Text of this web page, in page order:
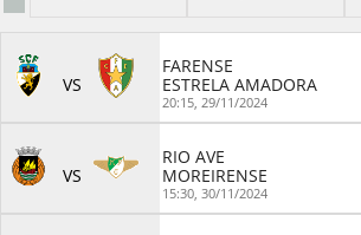
VS
FARENSE
ESTRELA AMADORA
20:15, 29/11/2024
VS
RIO AVE
MOREIRENSE
15:30, 30/11/2024